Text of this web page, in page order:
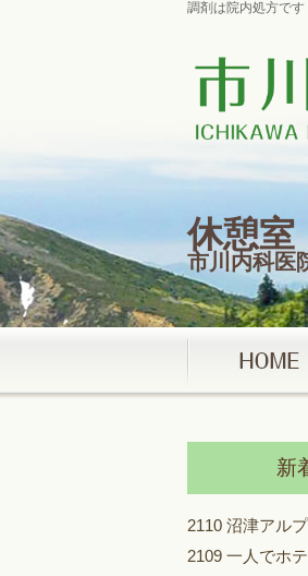
調剤は院内処方で
休憩室
市川内科医
新
2110 沼津アル
2109 一人でホ